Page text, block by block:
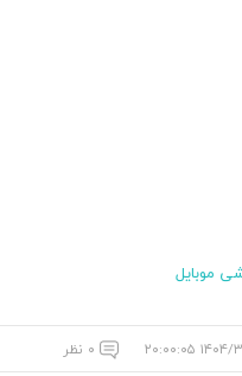
موبایل
۲۰:۰۰:۰۵ ۰ نظر